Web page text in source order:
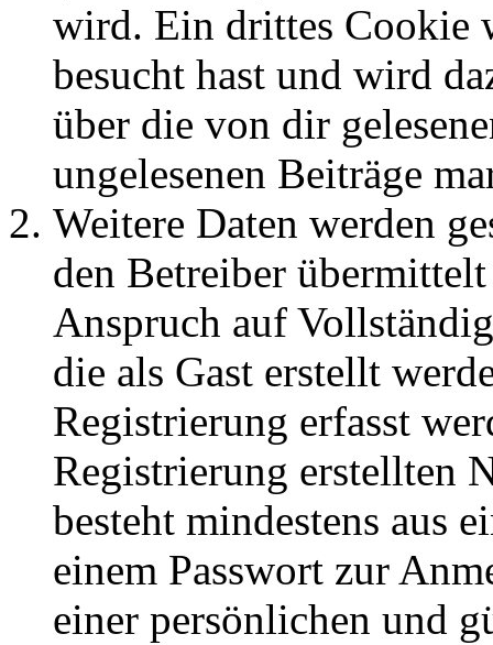
wird. Ein drittes Cookie
besucht hast und wird
über die von dir
ungelesenen Beiträge
Weitere Daten werden
den Betreiber
Anspruch auf
die als Gast erstellt
Registrierung erfasst
Registrierung erstellten
besteht mindestens aus
einem Passwort zur
einer persönlichen und